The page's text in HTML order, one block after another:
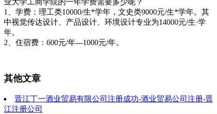
业大学工商学院的一年学费需要多少呢？
1、学费：理工类10000/生*学年，文史类9000元/生*学年。其
中视觉传达设计、产品设计、环境设计专业为14000元/生·学
年。
2、住宿费：600元/年---1000元/年。
其他文章
晋江丁一酒业贸易有限公司注册成功-酒业贸易公司注册-晋
江注册公司